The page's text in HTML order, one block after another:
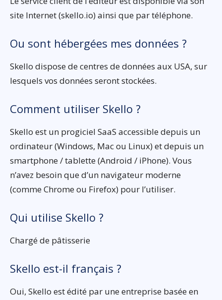
site Internet (skello.io) ainsi que par téléphone.
Ou sont hébergées mes données ?
Skello dispose de centres de données aux USA, sur
lesquels vos données seront stockées.
Comment utiliser Skello ?
Skello est un progiciel SaaS accessible depuis un
ordinateur (Windows, Mac ou Linux) et depuis un
smartphone / tablette (Android / iPhone). Vous
n’avez besoin que d’un navigateur moderne
(comme Chrome ou Firefox) pour l’utiliser.
Qui utilise Skello ?
Chargé de pâtisserie
Skello est-il français ?
Oui, Skello est édité par une entreprise basée en